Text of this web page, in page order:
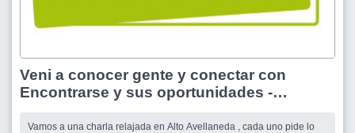
Veni a conocer gente y conectar con
Encontrarse y sus oportunidades -
Vamos a una charla relajada en Alto Avellaneda , cada uno pide lo